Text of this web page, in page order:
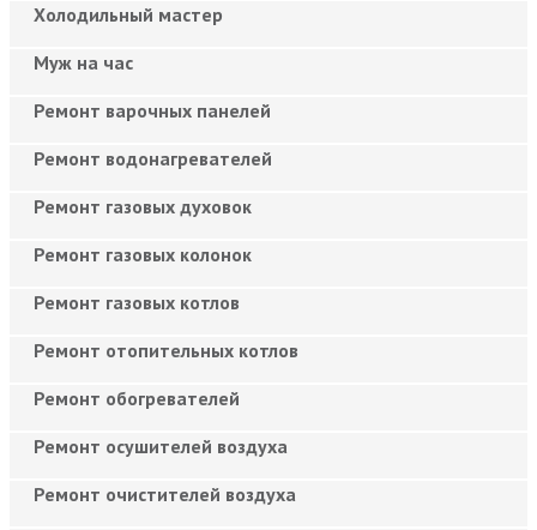
Холодильный мастер
Муж на час
Ремонт варочных панелей
Ремонт водонагревателей
Ремонт газовых духовок
Ремонт газовых колонок
Ремонт газовых котлов
Ремонт отопительных котлов
Ремонт обогревателей
Ремонт осушителей воздуха
Ремонт очистителей воздуха